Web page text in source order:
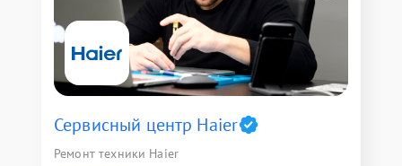
Сервисный центр Haier
Ремонт техники Haier